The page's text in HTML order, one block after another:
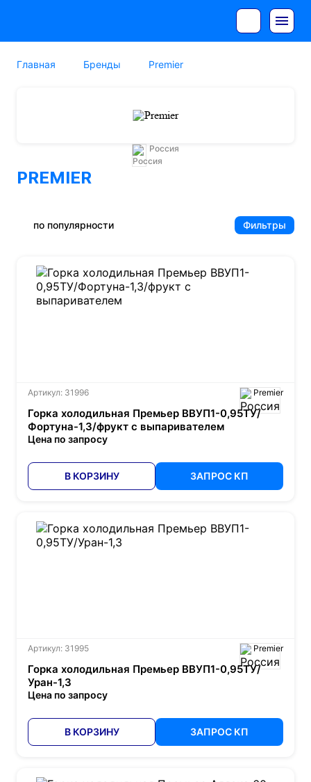
Главная Бренды Premier
Россия
PREMIER
по популярности Фильтры
Артикул: 31996 Premier
Горка холодильная Премьер ВВУП1-0,95ТУ/
Фортуна-1,3/фрукт с выпаривателем
Цена по запросу
В КОРЗИНУ ЗАПРОС КП
Артикул: 31995 Premier
Горка холодильная Премьер ВВУП1-0,95ТУ/
Уран-1,3
Цена по запросу
В КОРЗИНУ ЗАПРОС КП